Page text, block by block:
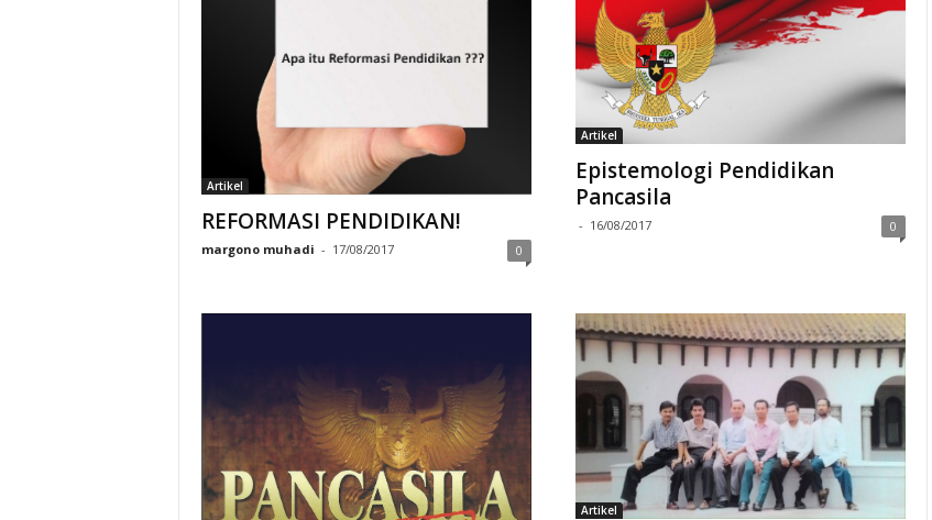
Artikel
REFORMASI PENDIDIKAN!
margono muhadi - 17/08/2017 0
Artikel
Epistemologi Pendidikan
Pancasila
- 16/08/2017 0
Artikel